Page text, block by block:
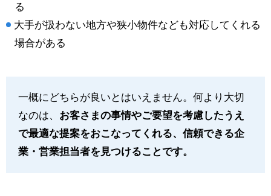
る
大手が扱わない地方や狭小物件なども対応してくれる
場合がある
一概にどちらが良いとはいえません。何より大切
なのは、 お客さまの事情やご要望を考慮したうえ
で最適な提案をおこなってくれる、信頼できる企
業・営業担当者を見つけることです。